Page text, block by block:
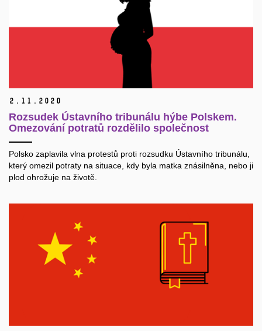
2. 11. 2020
Rozsudek Ústavního tribunálu hýbe Polskem.
Omezování potratů rozdělilo společnost
Polsko zaplavila vlna protestů proti rozsudku Ústavního tribunálu,
který omezil potraty na situace, kdy byla matka znásilněna, nebo ji
plod ohrožuje na životě.